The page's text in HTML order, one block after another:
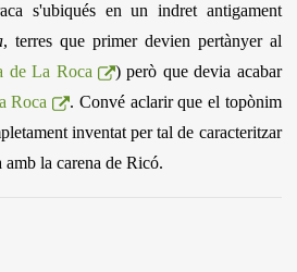
s'ubiqués en un indret antigament
, terres que primer devien pertànyer al
de La Roca
) però que devia acabar
Roca
. Convé aclarir que el topònim
inventat per tal de caracteritzar
la carena de Ricó.